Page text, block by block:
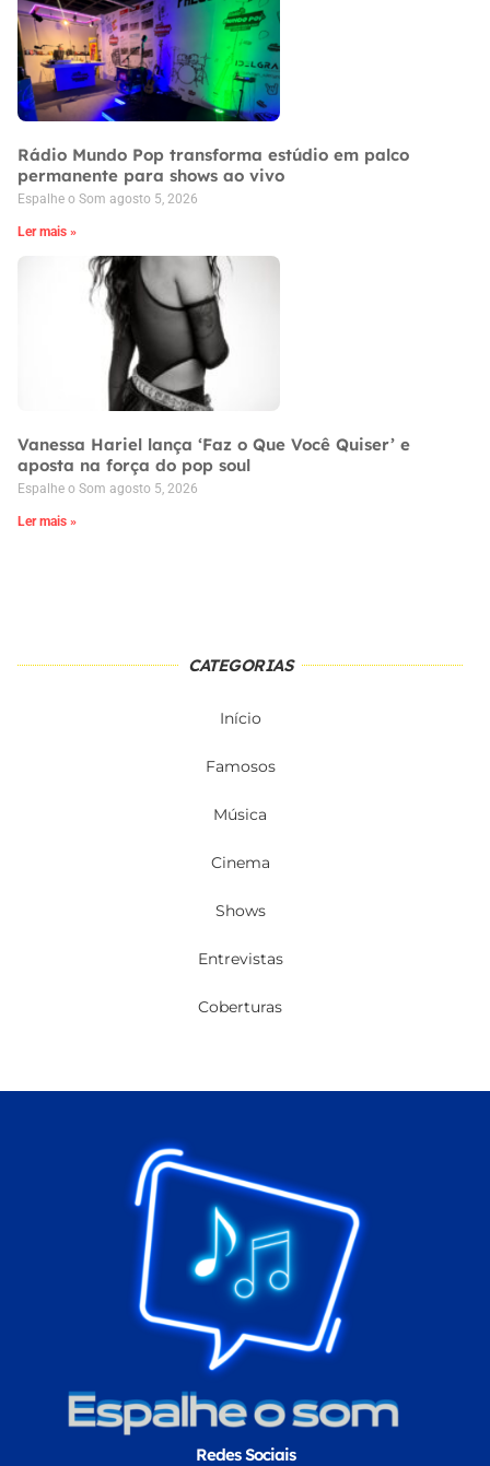
Rádio Mundo Pop transforma estúdio em palco
permanente para shows ao vivo
Espalhe o Som agosto 5, 2026
Ler mais »
Vanessa Hariel lança ‘Faz o Que Você Quiser’ e
aposta na força do pop soul
Espalhe o Som agosto 5, 2026
Ler mais »
CATEGORIAS
Início
Famosos
Música
Cinema
Shows
Entrevistas
Coberturas
Redes Sociais